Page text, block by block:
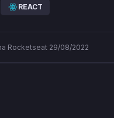
REACT
Rocketseat 29/08/2022